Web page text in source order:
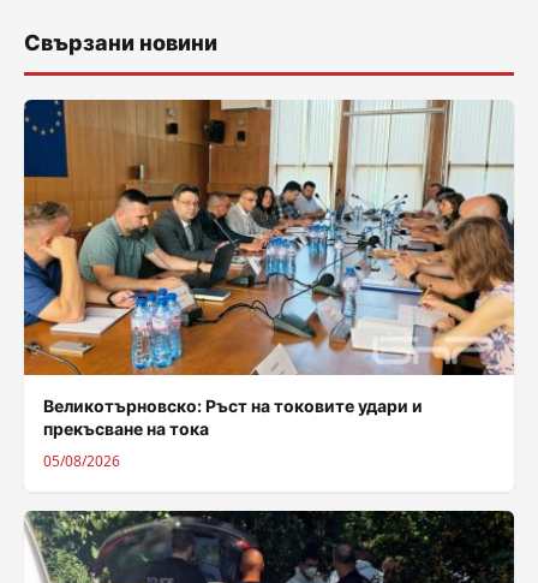
Свързани новини
Великотърновско: Ръст на токовите удари и
прекъсване на тока
05/08/2026